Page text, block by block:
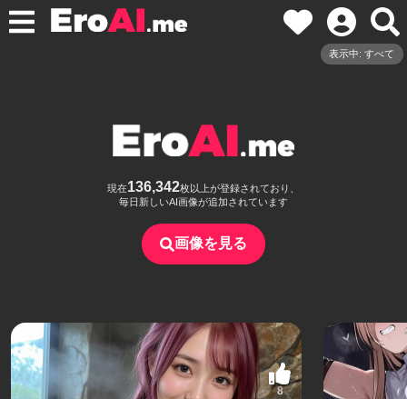
表示中: すべて
現在136,342枚以上が登録されており、
毎日新しいAI画像が追加されています
画像を見る
8